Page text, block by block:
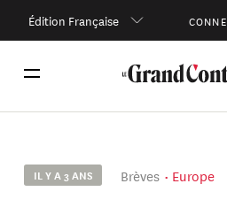
Édition Française
IL Y A 3 ANS Brèves Europe